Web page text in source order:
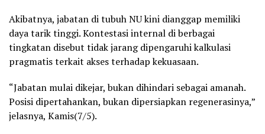
Akibatnya, jabatan di tubuh NU kini dianggap memiliki
daya tarik tinggi. Kontestasi internal di berbagai
tingkatan disebut tidak jarang dipengaruhi kalkulasi
pragmatis terkait akses terhadap kekuasaan.
“Jabatan mulai dikejar, bukan dihindari sebagai amanah.
Posisi dipertahankan, bukan dipersiapkan regenerasinya,”
jelasnya, Kamis(7/5).